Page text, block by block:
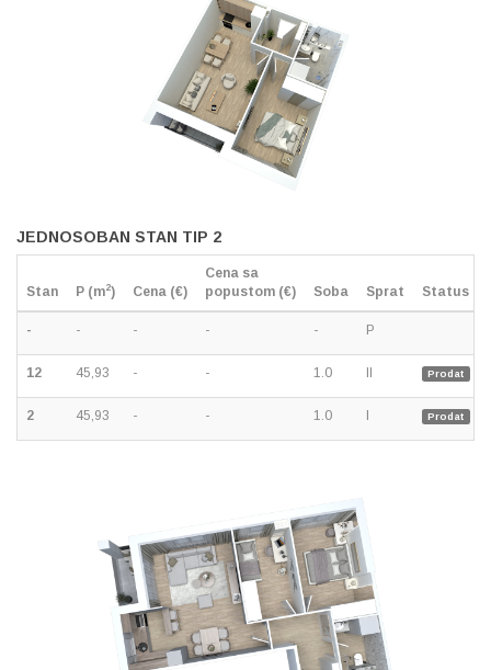
JEDNOSOBAN STAN TIP 2
Stan P (m2) Cena (€)
Cena sa
popustom (€)
Soba Sprat Status
- - - - - P
12 45,93 - - 1.0 II Prodat
2 45,93 - - 1.0 I Prodat